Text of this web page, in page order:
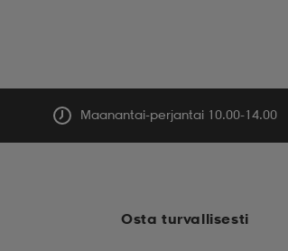
Maanantai-perjantai 10.00-14.00
Osta turvallisesti